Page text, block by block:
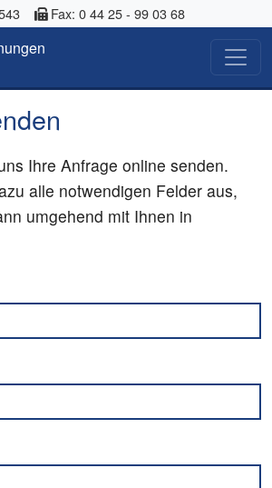
Fax: 0 44 25 - 99 03 68
Ihre Anfrage online senden.
alle notwendigen Felder aus,
umgehend mit Ihnen in